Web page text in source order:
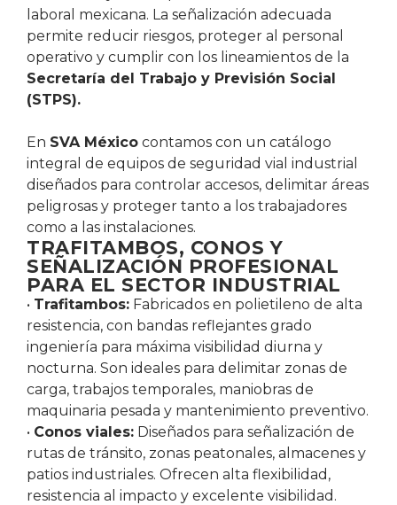
laboral mexicana. La señalización adecuada
permite reducir riesgos, proteger al personal
operativo y cumplir con los lineamientos de la
Secretaría del Trabajo y Previsión Social
(STPS).
En SVA México contamos con un catálogo
integral de equipos de seguridad vial industrial
diseñados para controlar accesos, delimitar áreas
peligrosas y proteger tanto a los trabajadores
como a las instalaciones.
TRAFITAMBOS, CONOS Y
SEÑALIZACIÓN PROFESIONAL
PARA EL SECTOR INDUSTRIAL
• Trafitambos: Fabricados en polietileno de alta
resistencia, con bandas reflejantes grado
ingeniería para máxima visibilidad diurna y
nocturna. Son ideales para delimitar zonas de
carga, trabajos temporales, maniobras de
maquinaria pesada y mantenimiento preventivo.
• Conos viales: Diseñados para señalización de
rutas de tránsito, zonas peatonales, almacenes y
patios industriales. Ofrecen alta flexibilidad,
resistencia al impacto y excelente visibilidad.